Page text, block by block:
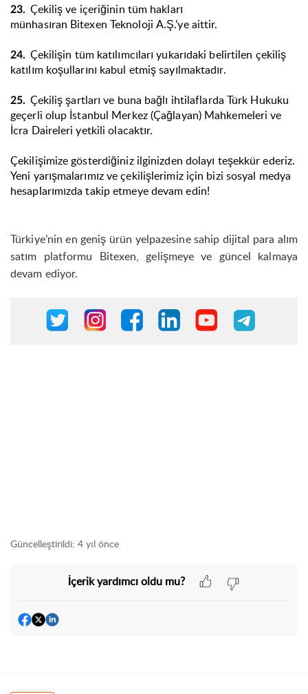
23. Çekiliş ve içeriğinin tüm hakları
münhasıran Bitexen Teknoloji A.Ş.’ye aittir.
24. Çekilişin tüm katılımcıları yukarıdaki belirtilen çekiliş
katılım koşullarını kabul etmiş sayılmaktadır.
25. Çekiliş şartları ve buna bağlı ihtilaflarda Türk Hukuku
geçerli olup İstanbul Merkez (Çağlayan) Mahkemeleri ve
İcra Daireleri yetkili olacaktır.
Çekilişimize gösterdiğiniz ilginizden dolayı teşekkür ederiz.
Yeni yarışmalarımız ve çekilişlerimiz için bizi sosyal medya
hesaplarımızda takip etmeye devam edin!
Türkiye’nin en geniş ürün yelpazesine sahip dijital para alım
satım platformu Bitexen, gelişmeye ve güncel kalmaya
devam ediyor.
Güncelleştirildi: 4 yıl önce
İçerik yardımcı oldu mu?